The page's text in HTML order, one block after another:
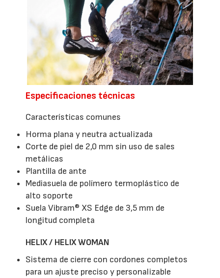
Especificaciones técnicas
Características comunes
Horma plana y neutra actualizada
Corte de piel de 2,0 mm sin uso de sales
metálicas
Plantilla de ante
Mediasuela de polímero termoplástico de
alto soporte
Suela Vibram® XS Edge de 3,5 mm de
longitud completa
HELIX / HELIX WOMAN
Sistema de cierre con cordones completos
para un ajuste preciso y personalizable